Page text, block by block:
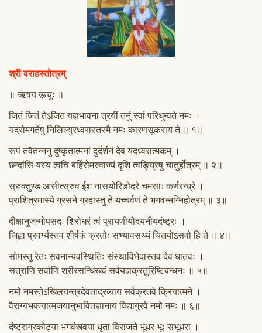
श्री वराहस्तोत्रम्
॥ ऋषय ऊचुः ॥
जितं जितं तेऽजित यज्ञभावना त्रयीं तनुं स्वां परिधुन्वते नमः ।
यद्रोमगर्तेषु निलिल्युरध्वरास्तस्मै नमः कारणसूकराय ते ॥ १॥
रूपं तवैतन्ननु दुष्कृतात्मनां दुर्दर्शनं देव यदध्वरात्मकम् ।
छन्दांसि यस्य त्वचि बर्हिरोमस्वाज्यं दृशि त्वङ्घ्रिषु चातुर्होत्रम् ॥ २॥
स्रुक्तुण्ड आसीत्स्रुव ईश नासयोरिडोदरे चमसाः कर्णरन्ध्रे ।
प्राशित्रमास्ये ग्रसने ग्रहास्तु ते यच्चर्वणं ते भगवन्नग्निहोत्रम् ॥ ३॥
दीक्षानुजन्मोपसदः शिरोधरं त्वं प्रायणीयोदयनीयदंष्ट्रः ।
जिह्वा प्रवर्ग्यस्तव शीर्षकं क्रतोः सभ्यावसथ्यं चितयोऽसवो हि ते ॥ ४॥
सोमस्तु रेतः सवनान्यवस्थितिः संस्थाविभेदास्तव देव धातवः ।
सत्राणि सर्वाणि शरीरसन्धिस्त्वं सर्वयज्ञक्रतुरिष्टिबन्धनः ॥ ५॥
नमो नमस्तेऽखिलयन्त्रदेवताद्रव्याय सर्वक्रतवे क्रियात्मने ।
वैराग्यभक्त्यात्मजयानुभावितज्ञानाय विद्यागुरवे नमो नमः ॥ ६॥
दंष्ट्राग्रकोट्या भगवंस्त्वया धृता विराजते भूधर भूः सभूधरा ।